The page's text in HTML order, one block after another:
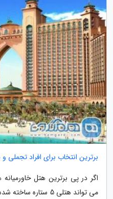
برترین انتخاب برای افراد
اگر در پی برترین هتل
می تواند هتلی 5